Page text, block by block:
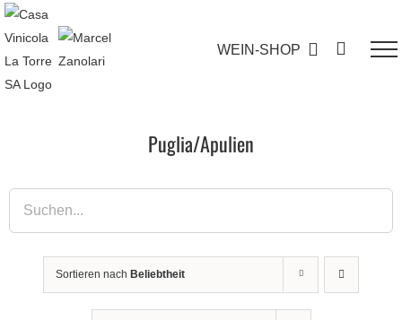
Zum
Inhalt
springen
WEIN-SHOP
Puglia/Apulien
Sortieren nach Beliebtheit